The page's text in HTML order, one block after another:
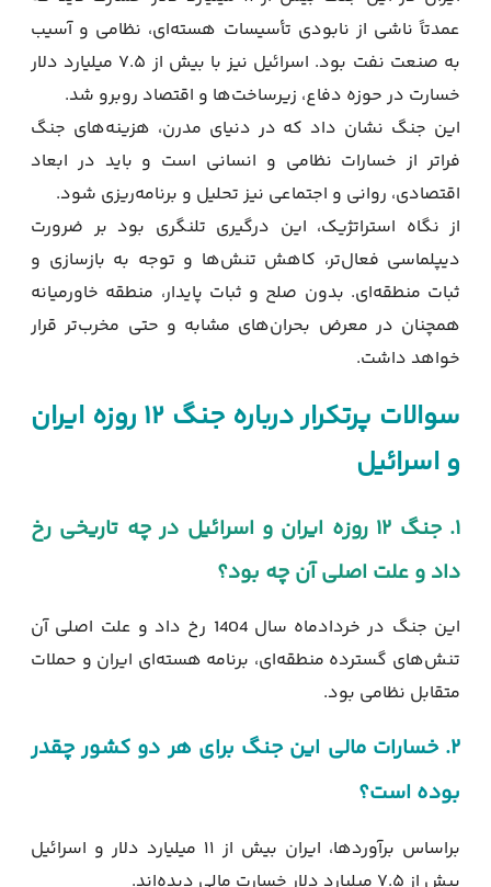
عمدتاً ناشی از نابودی تأسیسات هسته‌ای، نظامی و آسیب
به صنعت نفت بود. اسرائیل نیز با بیش از ۷.۵ میلیارد دلار
خسارت در حوزه دفاع، زیرساخت‌ها و اقتصاد روبرو شد.
این جنگ نشان داد که در دنیای مدرن، هزینه‌های جنگ
فراتر از خسارات نظامی و انسانی است و باید در ابعاد
اقتصادی، روانی و اجتماعی نیز تحلیل و برنامه‌ریزی شود.
از نگاه استراتژیک، این درگیری تلنگری بود بر ضرورت
دیپلماسی فعال‌تر، کاهش تنش‌ها و توجه به بازسازی و
ثبات منطقه‌ای. بدون صلح و ثبات پایدار، منطقه خاورمیانه
همچنان در معرض بحران‌های مشابه و حتی مخرب‌تر قرار
خواهد داشت.
سوالات پرتکرار درباره جنگ ۱۲ روزه ایران
و اسرائیل
۱. جنگ ۱۲ روزه ایران و اسرائیل در چه تاریخی رخ
داد و علت اصلی آن چه بود؟
این جنگ در خردادماه سال 1404 رخ داد و علت اصلی آن
تنش‌های گسترده منطقه‌ای، برنامه هسته‌ای ایران و حملات
متقابل نظامی بود.
۲. خسارات مالی این جنگ برای هر دو کشور چقدر
بوده است؟
براساس برآوردها، ایران بیش از ۱۱ میلیارد دلار و اسرائیل